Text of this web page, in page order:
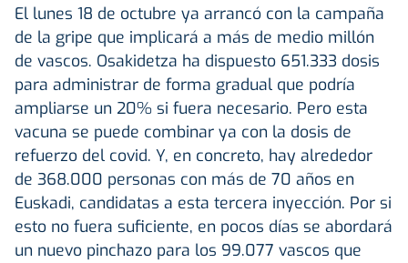
El lunes 18 de octubre ya arrancó con la campaña
de la gripe que implicará a más de medio millón
de vascos. Osakidetza ha dispuesto 651.333 dosis
para administrar de forma gradual que podría
ampliarse un 20% si fuera necesario. Pero esta
vacuna se puede combinar ya con la dosis de
refuerzo del covid. Y, en concreto, hay alrededor
de 368.000 personas con más de 70 años en
Euskadi, candidatas a esta tercera inyección. Por si
esto no fuera suficiente, en pocos días se abordará
un nuevo pinchazo para los 99.077 vascos que